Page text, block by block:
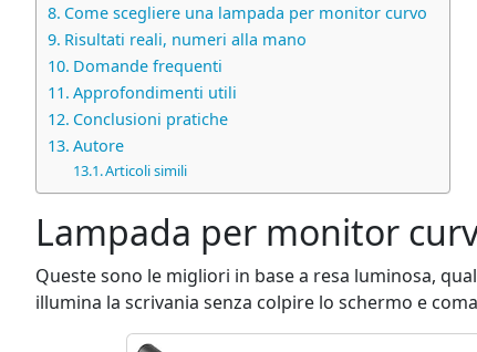
Come scegliere una lampada per monitor curvo
Risultati reali, numeri alla mano
Domande frequenti
Approfondimenti utili
Conclusioni pratiche
Autore
Articoli simili
Lampada per monitor
Queste sono le migliori in base a resa luminosa,
illumina la scrivania senza colpire lo schermo e